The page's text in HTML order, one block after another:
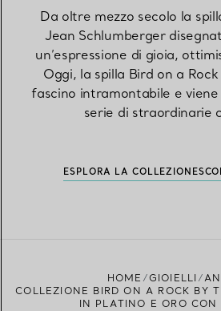
Da oltre mezzo secolo la
Jean Schlumberger
un’espressione di gioia,
Oggi, la spilla Bird on a
fascino intramontabile e
serie di straordinarie
ESPLORA LA COLLEZIONE
HOME GIOIELLI
COLLEZIONE BIRD ON A ROCK BY
IN PLATINO E ORO CON